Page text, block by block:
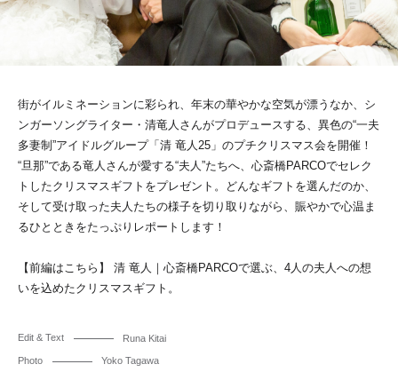
街がイルミネーションに彩られ、年末の華やかな空気が漂うなか、シ
ンガーソングライター・清竜人さんがプロデュースする、異色の“一夫
多妻制”アイドルグループ「清 竜人25」のプチクリスマス会を開催！
“旦那”である竜人さんが愛する“夫人”たちへ、心斎橋PARCOでセレク
トしたクリスマスギフトをプレゼント。どんなギフトを選んだのか、
そして受け取った夫人たちの様子を切り取りながら、賑やかで心温ま
るひとときをたっぷりレポートします！
【前編はこちら】 清 竜人｜心斎橋PARCOで選ぶ、4人の夫人への想
いを込めたクリスマスギフト。
Edit & Text Runa Kitai
Photo Yoko Tagawa